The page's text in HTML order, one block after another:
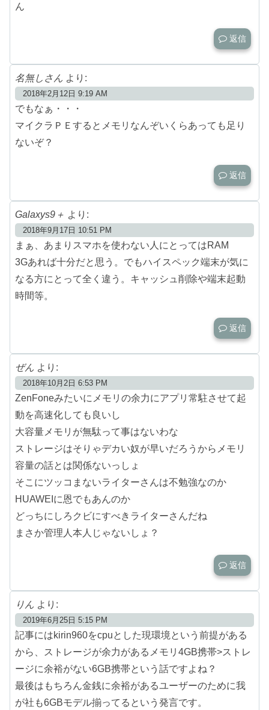
ん
返信
名無しさん より:
2018年2月12日 9:19 AM
でもなぁ・・・
マイクラＰＥするとメモリなんぞいくらあっても足り
ないぞ？
返信
Galaxys9＋ より:
2018年9月17日 10:51 PM
まぁ、あまりスマホを使わない人にとってはRAM
3Gあれば十分だと思う。でもハイスペック端末が気に
なる方にとって全く違う。キャッシュ削除や端末起動
時間等。
返信
ぜん より:
2018年10月2日 6:53 PM
ZenFoneみたいにメモリの余力にアプリ常駐させて起
動を高速化しても良いし
大容量メモリが無駄って事はないわな
ストレージはそりゃデカい奴が早いだろうからメモリ
容量の話とは関係ないっしょ
そこにツッコまないライターさんは不勉強なのか
HUAWEIに恩でもあんのか
どっちにしろクビにすべきライターさんだね
まさか管理人本人じゃないしょ？
返信
りん より:
2019年6月25日 5:15 PM
記事にはkirin960をcpuとした現環境という前提がある
から、ストレージが余力があるメモリ4GB携帯>ストレ
ージに余裕がない6GB携帯という話ですよね？
最後はもちろん金銭に余裕があるユーザーのために我
が社も6GBモデル揃ってるという発言です。